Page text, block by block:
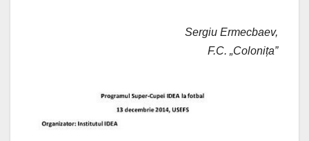
Sergiu Ermecbaev,
F.C. „Colonița”